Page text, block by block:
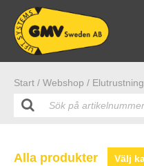
Start / Webshop / Elutrustning
Alla produkter